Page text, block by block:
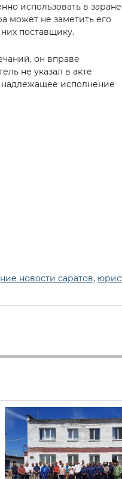
использовать в
может не заметить его
поставщику.
он вправе
не указал в акте
надлежащее исполнение
новости саратов,